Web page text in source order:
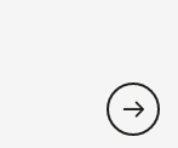
!